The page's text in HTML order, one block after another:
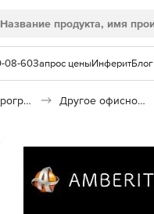
08-60Запрос ценыИнферитБлог
Офисные программы Другое офисное ПО